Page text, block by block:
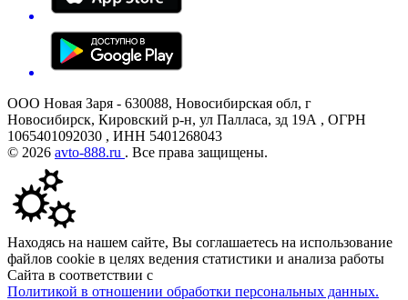
ООО Новая Заря - 630088, Новосибирская обл, г
Новосибирск, Кировский р-н, ул Палласа, зд 19А , ОГРН
1065401092030 , ИНН 5401268043
© 2026 avto-888.ru . Все права защищены.
Находясь на нашем сайте, Вы соглашаетесь на использование
файлов cookie в целях ведения статистики и анализа работы
Сайта в соответствии с
Политикой в отношении обработки персональных данных.